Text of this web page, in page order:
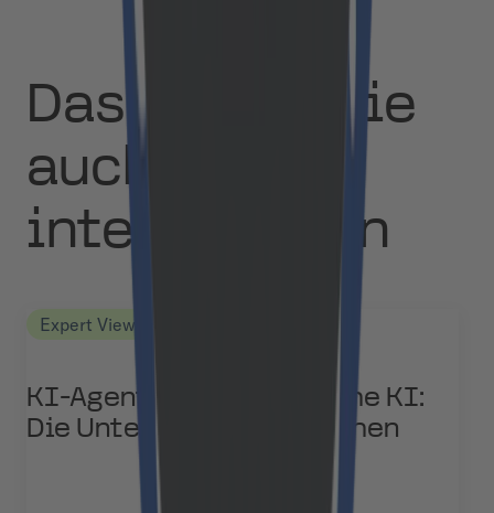
Das könnte Sie
auch
interessieren
Expert Views
KI-Agenten vs. Agentische KI:
Die Unterschiede verstehen